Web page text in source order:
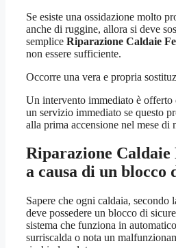
Se esiste una ossidazione molto
anche di ruggine, allora si deve
semplice Riparazione Caldaie
non essere sufficiente.
Occorre una vera e propria
Un intervento immediato è
un servizio immediato se questo
alla prima accensione nel mese di
Riparazione
a causa di un blocco
Sapere che ogni caldaia, secondo
deve possedere un blocco di
sistema che funziona in
surriscalda o nota un